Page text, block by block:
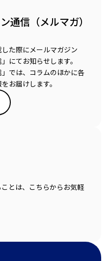
通信（メルマガ）
た際にメールマガジン
にてお知らせします。
」では、コラムのほかに各
お届けします。
とは、こちらからお気軽